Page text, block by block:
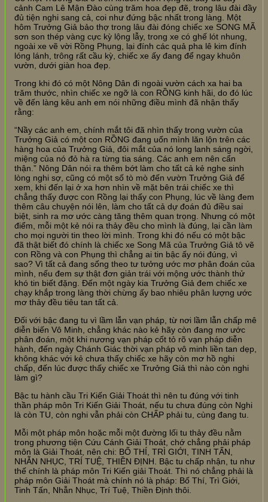
cảnh Cam Lê Mận Đào cùng trăm hoa đẹp đẽ, trong lâu đài đầy
đủ tiện nghi sang cả, coi như đứng bậc nhất trong làng. Một
hôm Trưởng Giả bảo thợ trong lâu đài đóng chiếc xe SONG MÃ
sơn son thép vàng cực kỳ lộng lẫy, trong xe có ghế lót nhung,
ngoài xe vẽ vời Rồng Phụng, lại đính các quả pha lê kim đính
lóng lánh, trông rất cầu kỳ, chiếc xe ấy đang để ngay khuôn
vườn, dưới giàn hoa đẹp.
Trong khi đó có một Nông Dân đi ngoài vườn cách xa hai ba
trăm thước, nhìn chiếc xe ngỡ là con RỒNG kinh hãi, do đó lúc
về đến làng kêu anh em nói những điều mình đã nhận thấy
rằng:
“Nầy các anh em, chính mắt tôi đã nhìn thấy trong vườn của
Trưởng Giả có một con RỒNG đang uốn mình lăn lộn trên các
hàng hoa của Trưởng Giả, đôi mắt của nó long lanh sáng ngời,
miệng của nó đỏ hà ra từng tia sáng. Các anh em nên cẩn
thận.” Nông Dân nói ra thêm bớt làm cho tất cả kẻ nghe sinh
lòng nghi sợ, cũng có một số tò mò đến vườn Trưởng Giả để
xem, khi đến lại ở xa hơn nhìn về mặt bên trái chiếc xe thì
chẳng thấy được con Rồng lại thấy con Phụng, lúc về làng đem
thêm câu chuyện nói lên, làm cho tất cả dự đoán đủ điều sai
biệt, sinh ra mơ ước càng tăng thêm quan trọng. Nhưng có một
điểm, mỗi một kẻ nói ra thảy đều cho mình là đúng, lại cần làm
cho mọi người tin theo lời mình. Trong khi đó nếu có một bậc
đã thật biết đó chính là chiếc xe Song Mã của Trưởng Giả tô vẽ
con Rồng và con Phụng thì chẳng ai tin bậc ấy nói đúng, vì
sao? Vì tất cả đang sống theo tư tưởng ước mơ phân đoán của
mình, nếu đem sự thật đơn giản trái với mộng ước thành thử
khó tin biết đặng. Đến một ngày kia Trưởng Giả đem chiếc xe
chạy khắp trong làng thời chừng ấy bao nhiêu phân lượng ước
mơ thảy đều tiêu tan tất cả.
Đối với bậc đang tu vì lầm lẫn vạn pháp, từ nơi lầm lẫn chấp mê
diễn biến Vô Minh, chẳng khác nào kẻ hãy còn đang mơ ước
phân đoán, một khi nương vạn pháp cốt tỏ rõ vạn pháp diễn
hành, đến ngày Chánh Giác thời vạn pháp vô minh liền tan dẹp,
không khác với kẻ chưa thấy chiếc xe hãy còn mơ hồ nghi
chấp, đến lúc được thấy chiếc xe Trưởng Giả thì nào còn nghi
làm gì?
Bậc tu hành cầu Tri Kiến Giải Thoát thì nên tu đúng với tinh
thần pháp môn Tri Kiến Giải Thoát, nếu tu chưa đúng còn Nghi
là còn TU, còn nghi vẫn phải còn CHẤP phải tu, cùng đang tu.
Mỗi một pháp môn hoặc mỗi một đường lối tu thảy đều nằm
trong phương tiện Cứu Cánh Giải Thoát, chớ chẳng phải pháp
môn là Giải Thoát, nên chi: BỐ THÍ, TRÌ GIỚI, TINH TẤN,
NHẪN NHỤC, TRÍ TUỆ, THIỀN ĐỊNH. Bậc tu chấp nhận, tu như
thế chính là pháp môn Tri Kiến giải Thoát. Thì nó chẳng phải là
pháp môn Giải Thoát mà chính nó là pháp: Bố Thí, Trì Giới,
Tinh Tấn, Nhẫn Nhục, Trí Tuệ, Thiền Định thôi.